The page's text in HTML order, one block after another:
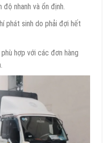
nhanh và ổn định.
phát sinh do phải đợi hết
hợp với các đơn hàng